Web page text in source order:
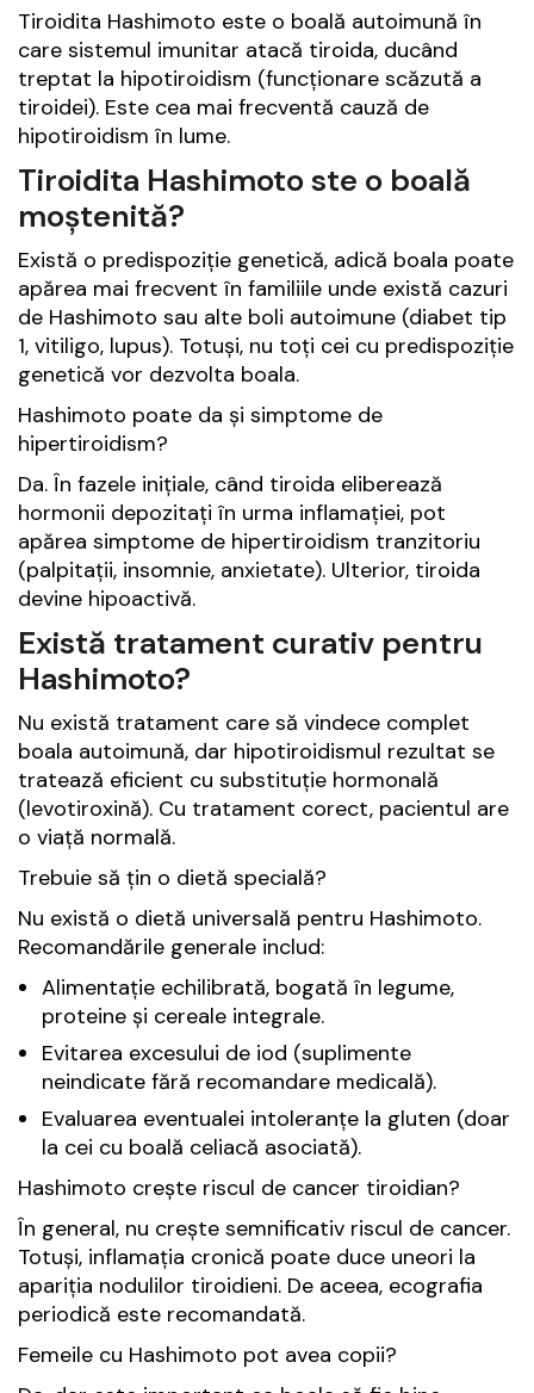
Tiroidita Hashimoto este o boală autoimună în
care sistemul imunitar atacă tiroida, ducând
treptat la hipotiroidism (funcționare scăzută a
tiroidei). Este cea mai frecventă cauză de
hipotiroidism în lume.
Tiroidita Hashimoto ste o boală
moștenită?
Există o predispoziție genetică, adică boala poate
apărea mai frecvent în familiile unde există cazuri
de Hashimoto sau alte boli autoimune (diabet tip
1, vitiligo, lupus). Totuși, nu toți cei cu predispoziție
genetică vor dezvolta boala.
Hashimoto poate da și simptome de
hipertiroidism?
Da. În fazele inițiale, când tiroida eliberează
hormonii depozitați în urma inflamației, pot
apărea simptome de hipertiroidism tranzitoriu
(palpitații, insomnie, anxietate). Ulterior, tiroida
devine hipoactivă.
Există tratament curativ pentru
Hashimoto?
Nu există tratament care să vindece complet
boala autoimună, dar hipotiroidismul rezultat se
tratează eficient cu substituție hormonală
(levotiroxină). Cu tratament corect, pacientul are
o viață normală.
Trebuie să țin o dietă specială?
Nu există o dietă universală pentru Hashimoto.
Recomandările generale includ:
Alimentație echilibrată, bogată în legume,
proteine și cereale integrale.
Evitarea excesului de iod (suplimente
neindicate fără recomandare medicală).
Evaluarea eventualei intoleranțe la gluten (doar
la cei cu boală celiacă asociată).
Hashimoto crește riscul de cancer tiroidian?
În general, nu crește semnificativ riscul de cancer.
Totuși, inflamația cronică poate duce uneori la
apariția nodulilor tiroidieni. De aceea, ecografia
periodică este recomandată.
Femeile cu Hashimoto pot avea copii?